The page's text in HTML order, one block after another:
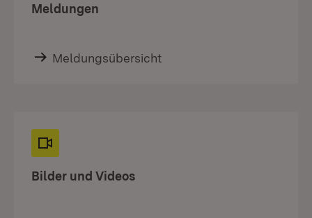
Meldungen
Meldungsübersicht
Bilder und Videos